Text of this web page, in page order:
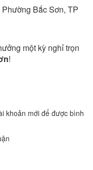
Bắc Sơn, TP
một kỳ nghỉ trọn
!
khoản mới để được bình